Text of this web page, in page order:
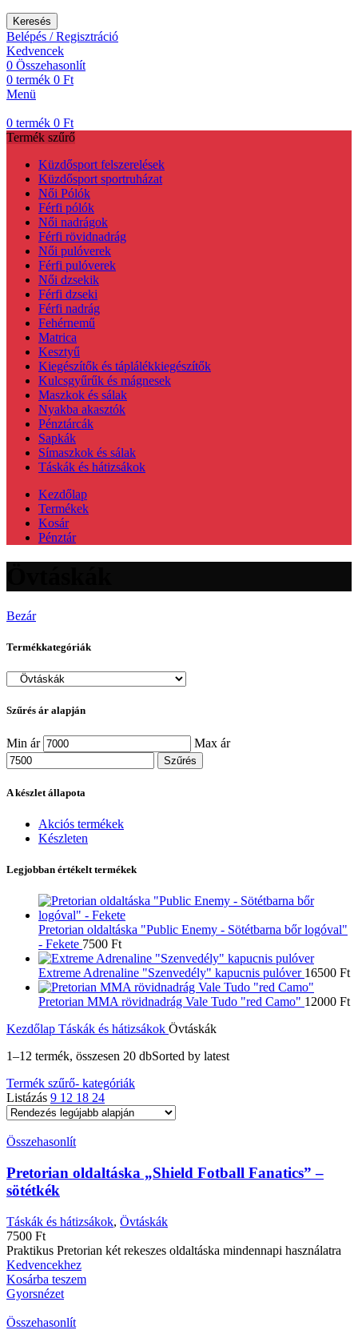
Keresés
Belépés / Regisztráció
Kedvencek
0 Összehasonlít
0 termék 0 Ft
Menü
0 termék 0 Ft
Termék szűrő
Küzdősport felszerelések
Küzdősport sportruházat
Női Pólók
Férfi pólók
Női nadrágok
Férfi rövidnadrág
Női pulóverek
Férfi pulóverek
Női dzsekik
Férfi dzseki
Férfi nadrág
Fehérnemű
Matrica
Kesztyű
Kiegészítők és táplálékkiegészítők
Kulcsgyűrűk és mágnesek
Maszkok és sálak
Nyakba akasztók
Pénztárcák
Sapkák
Símaszkok és sálak
Táskák és hátizsákok
Kezdőlap
Termékek
Kosár
Pénztár
Bezár
Termékkategóriák
Szűrés ár alapján
Min ár Max ár
Szűrés
A készlet állapota
Akciós termékek
Készleten
Legjobban értékelt termékek
Pretorian oldaltáska "Public Enemy - Sötétbarna bőr logóval"
- Fekete 7500 Ft
Extreme Adrenaline "Szenvedély" kapucnis pulóver 16500 Ft
Pretorian MMA rövidnadrág Vale Tudo "red Camo" 12000 Ft
Kezdőlap Táskák és hátizsákok Övtáskák
1–12 termék, összesen 20 dbSorted by latest
Termék szűrő- kategóriák
Listázás 9 12 18 24
Összehasonlít
Pretorian oldaltáska „Shield Fotball Fanatics” –
sötétkék
Táskák és hátizsákok, Övtáskák
7500 Ft
Praktikus Pretorian két rekeszes oldaltáska mindennapi használatra
Kedvencekhez
Kosárba teszem
Gyorsnézet
Összehasonlít